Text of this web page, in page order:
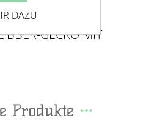
GECKO MIT
Produkte
DAZU